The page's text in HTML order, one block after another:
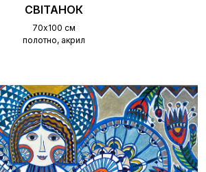
СВІТАНОК
70х100 см
полотно, акрил